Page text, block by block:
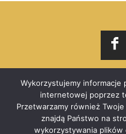
Bardzo się staramy, aby
odżywczych, mas produktów
produktów spożywczych
wartościach odżywczych,
Wykorzystujemy informacje
internetowej poprzez
Przetwarzamy również
znajdą Państwo na
wykorzystywania plików